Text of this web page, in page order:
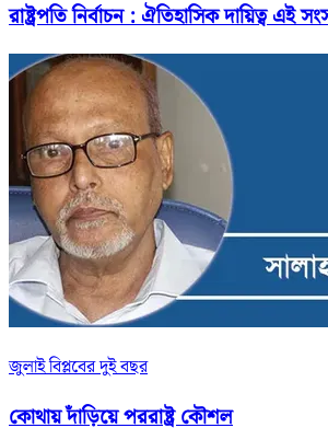
রাষ্ট্রপতি নির্বাচন : ঐতিহাসিক দায়িত্ব এই
জুলাই বিপ্লবের দুই বছর
কোথায় দাঁড়িয়ে পররাষ্ট্র কৌশল